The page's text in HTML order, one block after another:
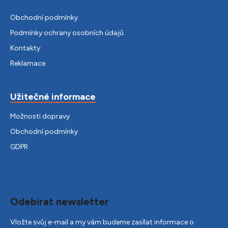
Obchodní podmínky
Podmínky ochrany osobních údajů
Kontakty
Reklamace
Užitečné informace
Možnosti dopravy
Obchodní podmínky
GDPR
Odebírat newsletter
Vložte svůj e-mail a my vám budeme zasílat informace o